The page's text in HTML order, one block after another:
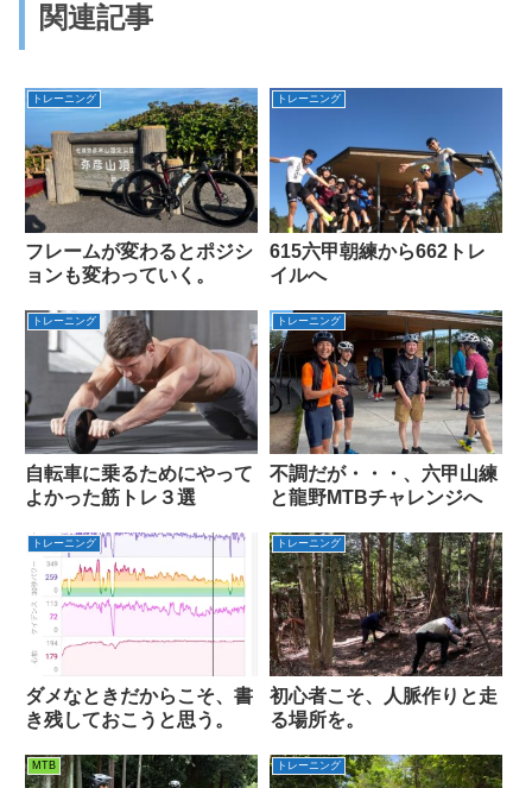
関連記事
トレーニング
フレームが変わるとポジシ
ョンも変わっていく。
トレーニング
615六甲朝練から662トレ
イルへ
トレーニング
自転車に乗るためにやって
よかった筋トレ３選
トレーニング
不調だが・・・、六甲山練
と龍野MTBチャレンジへ
トレーニング
ダメなときだからこそ、書
き残しておこうと思う。
トレーニング
初心者こそ、人脈作りと走
る場所を。
MTB トレーニング